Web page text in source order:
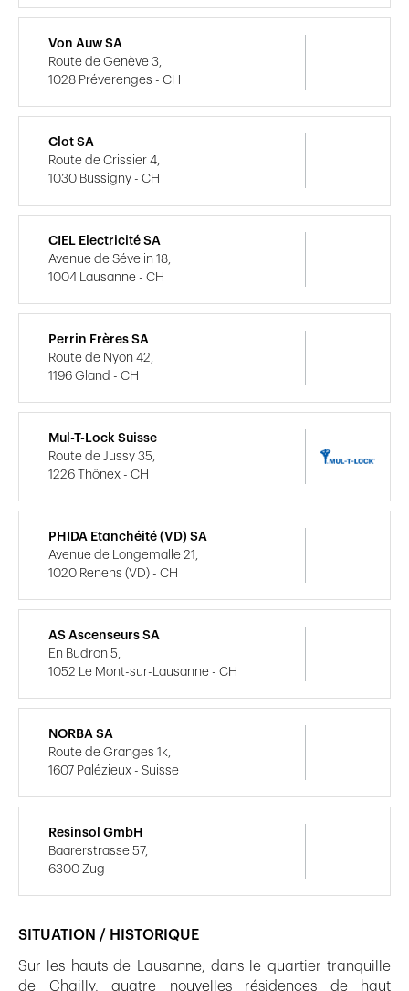
SITUATION / HISTORIQUE
Sur les hauts de Lausanne, dans le quartier tranquille
de Chailly, quatre nouvelles résidences de haut
Von Auw SA
Route de Genève 3,
1028 Préverenges - CH
Clot SA
Route de Crissier 4,
1030 Bussigny - CH
CIEL Electricité SA
Avenue de Sévelin 18,
1004 Lausanne - CH
Perrin Frères SA
Route de Nyon 42,
1196 Gland - CH
Mul-T-Lock Suisse
Route de Jussy 35,
1226 Thônex - CH
PHIDA Etanchéité (VD) SA
Avenue de Longemalle 21,
1020 Renens (VD) - CH
AS Ascenseurs SA
En Budron 5,
1052 Le Mont-sur-Lausanne - CH
NORBA SA
Route de Granges 1k,
1607 Palézieux - Suisse
Resinsol GmbH
Baarerstrasse 57,
6300 Zug